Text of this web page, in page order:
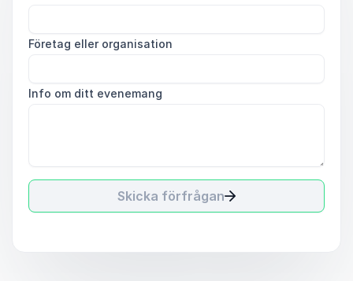
Företag eller organisation
Info om ditt evenemang
Skicka förfrågan